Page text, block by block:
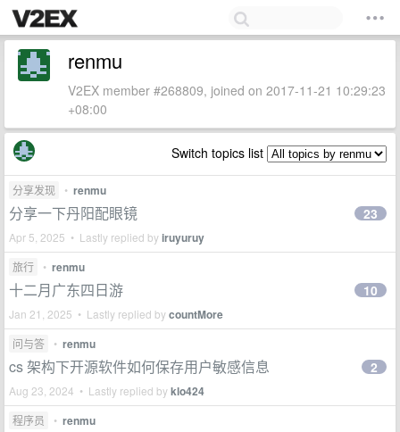
renmu
V2EX member #268809, joined on 2017-11-21 10:29:23
+08:00
Switch topics list
分享发现 • renmu
分享一下丹阳配眼镜
Apr 5, 2025 • Lastly replied byiruyuruy
23
旅行 • renmu
十二月广东四日游
Jan 21, 2025 • Lastly replied bycountMore
10
问与答 • renmu
cs 架构下开源软件如何保存用户敏感信息
Aug 23, 2024 • Lastly replied byklo424
2
程序员 • renmu